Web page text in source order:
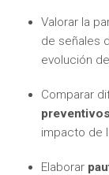
Valorar la
de señales
evolución
Comparar
preventivos
impacto de
Elaborar